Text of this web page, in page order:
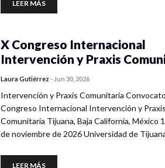
LEER MÁS
X Congreso Internacional
Intervención y Praxis
Laura Gutiérrez - Jun 30, 2026
Intervención y Praxis Comunitaria
Congreso Internacional Intervención y Praxis
Comunitaria Tijuana, Baja California, México
de noviembre de 2026 Universidad de
LEER MÁS